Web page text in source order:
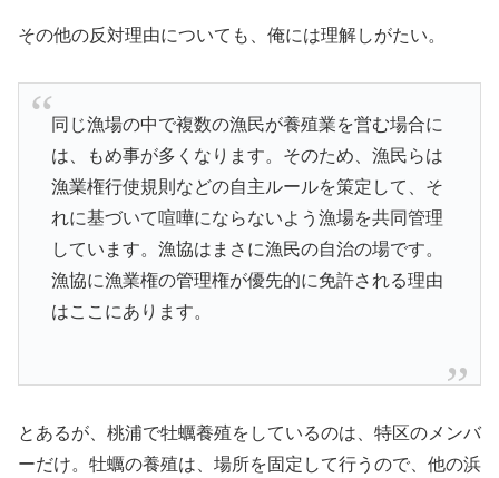
その他の反対理由についても、俺には理解しがたい。
同じ漁場の中で複数の漁民が養殖業を営む場合に
は、もめ事が多くなります。そのため、漁民らは
漁業権行使規則などの自主ルールを策定して、そ
れに基づいて喧嘩にならないよう漁場を共同管理
しています。漁協はまさに漁民の自治の場です。
漁協に漁業権の管理権が優先的に免許される理由
はここにあります。
とあるが、桃浦で牡蠣養殖をしているのは、特区のメンバ
ーだけ。牡蠣の養殖は、場所を固定して行うので、他の浜